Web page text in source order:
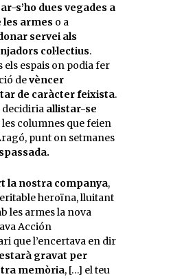
s’ho dues vegades a
les armes o a
servei als
col·lectius.
els espais on podia fer
devèncer
de caràcter feixista.
decidiria allistar-se
les columnes que feien
punt on setmanes
la nostra companya,
heroïna, lluitant
les armes la nova
Acción
que l’encertava en dir
gravat per
memòria, […] el teu